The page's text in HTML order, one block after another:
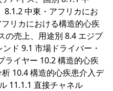
中東・アフリカにお
リカにおける構造的心疾
の売上、用途別 8.4 エジプ
ド 9.1 市場ドライバー・
ライヤー 10.2 構造的心疾
10.4 構造的心疾患介入デ
11.1.1 直接チャネル